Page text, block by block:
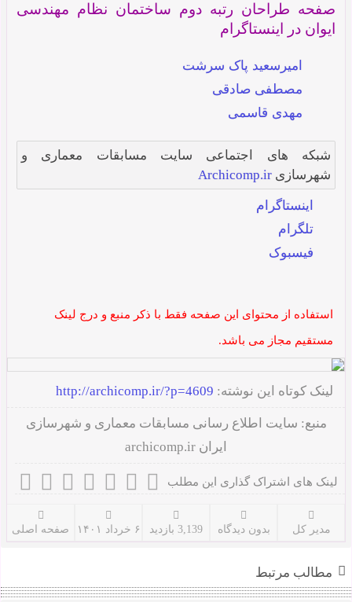
صفحه طراحان رتبه دوم ساختمان نظام مهندسی
ایوان در اینستاگرام
امیرسعید پاک سرشت
مصطفی صادقی
مهدی قاسمی
شبکه های اجتماعی سایت مسابقات معماری و
شهرسازی Archicomp.ir
اینستاگرام
تلگرام
فیسبوک
استفاده از محتوای این صفحه فقط با ذکر منبع و درج لینک
مستقیم مجاز می باشد.
لینک کوتاه این نوشته: http://archicomp.ir/?p=4609
منبع: سایت اطلاع رسانی مسابقات معماری و شهرسازی
ایران archicomp.ir
لینک های اشتراک گذاری این مطلب
مدیر کل بدون دیدگاه 3,139 بازدید ۶ خرداد ۱۴۰۱ صفحه اصلی
مطالب مرتبط